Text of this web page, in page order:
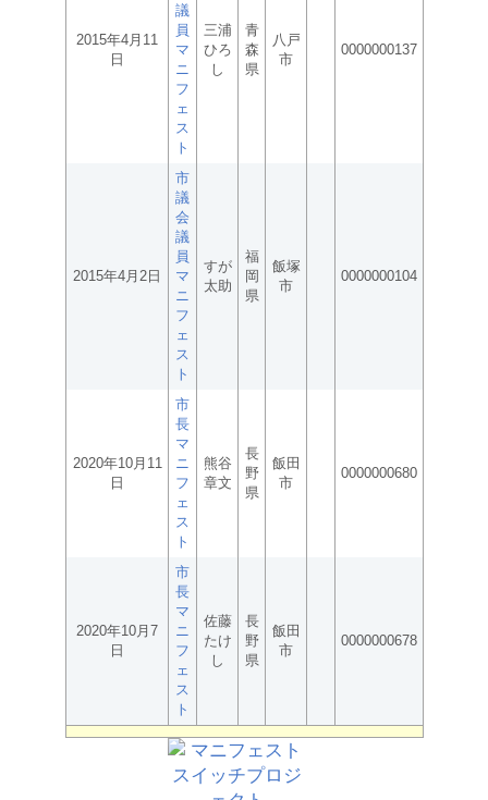
2015年4月11
日
議
員
マ
ニ
フ
ェ
ス
ト
三浦
ひろ
し
青
森
県
八戸
市
0000000137
2015年4月2日
市
議
会
議
員
マ
ニ
フ
ェ
ス
ト
すが
太助
福
岡
県
飯塚
市
0000000104
2020年10月11
日
市
長
マ
ニ
フ
ェ
ス
ト
熊谷
章文
長
野
県
飯田
市
0000000680
2020年10月7
日
市
長
マ
ニ
フ
ェ
ス
ト
佐藤
たけ
し
長
野
県
飯田
市
0000000678